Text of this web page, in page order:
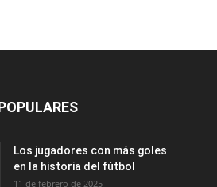
Los jugadores con más goles
en la historia del fútbol
11 de febrero de 2025